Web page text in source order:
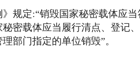
》规定:“销毁国家秘密载体应
密载体应当履行清点、登记
部门指定的单位销毁”。